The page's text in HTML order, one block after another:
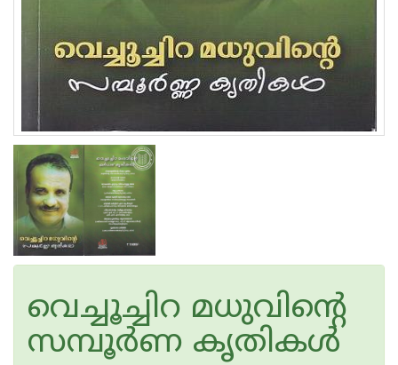
വെച്ചൂച്ചിറ മധുവിന്റെ
സമ്പൂർണ കൃതികൾ